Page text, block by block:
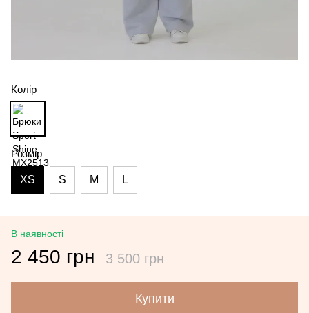
Колір
Розмір
XS S M L
В наявності
2 450 грн 3 500 грн
Купити